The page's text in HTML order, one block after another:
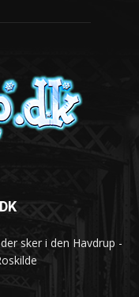
sker i den Havdrup -